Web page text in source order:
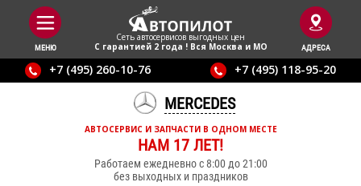
МЕНЮ
Сеть автосервисов выгодныx цен
С гарантией 2 года ! Вся Москва и МО
АДРЕСА
+7 (495) 260-10-76 +7 (495) 118-95-20
MERCEDES
АВТОСЕРВИС И ЗАПЧАСТИ В ОДНОМ МЕСТЕ
НАМ 17 ЛЕТ!
Работаем ежедневно с 8:00 до 21:00
без выходных и праздников